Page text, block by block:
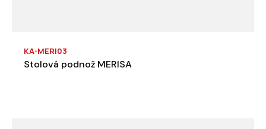
KA-MERI03
Stolová podnož MERISA